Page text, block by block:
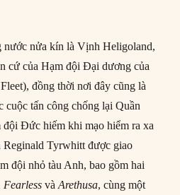
nước nửa kín là Vịnh Heligoland,
cứ của Hạm đội Đại dương của
đồng thời nơi đây cũng là
cuộc tấn công chống lại Quần
đội Đức hiếm khi mạo hiểm ra xa
Tyrwhitt được giao
đội nhỏ tàu Anh, bao gồm hai
Fearless vàArethusa, cùng một